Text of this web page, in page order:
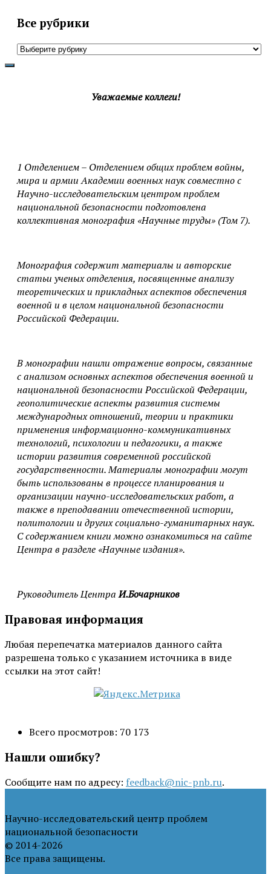
Все рубрики
Все
Уважаемые коллеги!
1 Отделением – Отделением общих проблем войны,
мира и армии Академии военных наук совместно с
Научно-исследовательским центром проблем
национальной безопасности подготовлена
коллективная монография «Научные труды» (Том 7).
Монография содержит материалы и авторские
статьи ученых отделения, посвященные анализу
теоретических и прикладных аспектов обеспечения
военной и в целом национальной безопасности
Российской Федерации.
В монографии нашли отражение вопросы, связанные
с анализом основных аспектов обеспечения военной и
национальной безопасности Российской Федерации,
геополитические аспекты развития системы
международных отношений, теории и практики
применения информационно-коммуникативных
технологий, психологии и педагогики, а также
истории развития современной российской
государственности. Материалы монографии могут
быть использованы в процессе планирования и
организации научно-исследовательских работ, а
также в преподавании отечественной истории,
политологии и других социально-гуманитарных наук.
С содержанием книги можно ознакомиться на сайте
Центра в разделе «Научные издания».
Руководитель ЦентраИ.Бочарников
Правовая информация
Любая перепечатка материалов данного сайта
разрешена только с указанием источника в виде
ссылки на этот сайт!
Всего просмотров: 70 173
Нашли ошибку?
Сообщите нам по адресу: feedback@nic-pnb.ru.
Научно-исследовательский центр проблем
национальной безопасности
© 2014-2026
Все права защищены.